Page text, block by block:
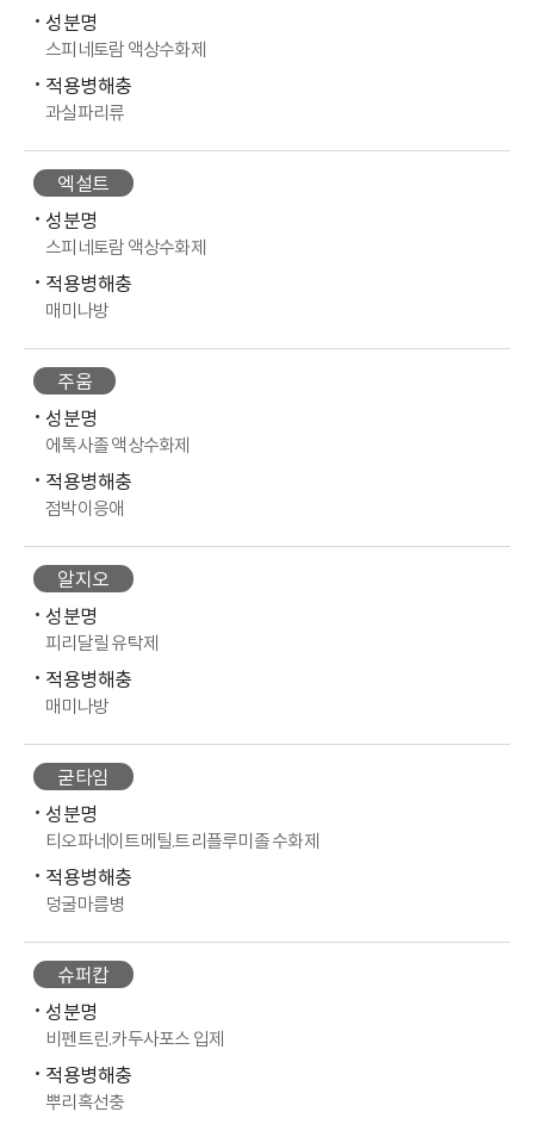
성분명
스피네토람 액상수화제
적용병해충
과실파리류
엑설트
성분명
스피네토람 액상수화제
적용병해충
매미나방
주움
성분명
에톡사졸 액상수화제
적용병해충
점박이응애
알지오
성분명
피리달릴 유탁제
적용병해충
매미나방
굳타임
성분명
티오파네이트메틸.트리플루미졸 수화제
적용병해충
덩굴마름병
슈퍼캅
성분명
비펜트린.카두사포스 입제
적용병해충
뿌리혹선충